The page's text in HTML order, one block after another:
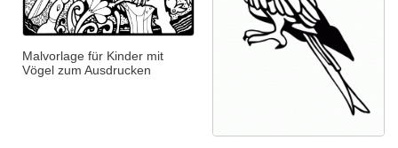
Malvorlage für Kinder mit
Vögel zum Ausdrucken